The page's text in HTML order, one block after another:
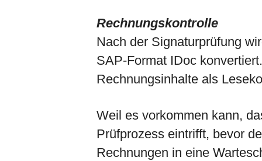
Rechnungskontrolle
Nach der Signaturprüfung
SAP-Format IDoc
Rechnungsinhalte als
Weil es vorkommen kann,
Prüfprozess eintrifft, bevor
Rechnungen in eine